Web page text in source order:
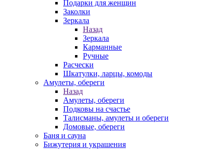
Подарки для женщин
Заколки
Зеркала
Назад
Зеркала
Карманные
Ручные
Расчески
Шкатулки, ларцы, комоды
Амулеты, обереги
Назад
Амулеты, обереги
Подковы на счастье
Талисманы, амулеты и обереги
Домовые, обереги
Баня и сауна
Бижутерия и украшения